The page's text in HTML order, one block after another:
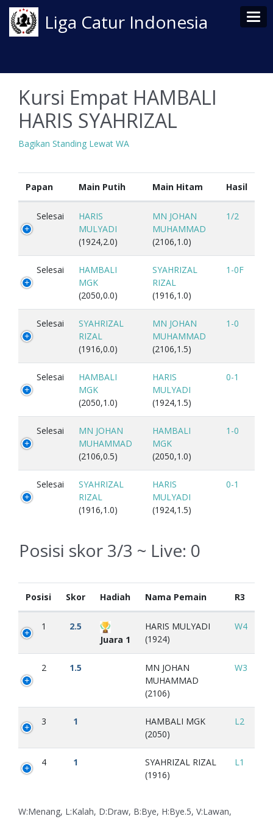
Liga Catur Indonesia
Kursi Empat HAMBALI
HARIS SYAHRIZAL
Bagikan Standing Lewat WA
Papan Main Putih Main Hitam Hasil
Selesai
HARIS
MULYADI
(1924,2.0)
MN JOHAN
MUHAMMAD
(2106,1.0)
1/2
Selesai
HAMBALI
MGK
(2050,0.0)
SYAHRIZAL
RIZAL
(1916,1.0)
1-0F
Selesai
SYAHRIZAL
RIZAL
(1916,0.0)
MN JOHAN
MUHAMMAD
(2106,1.5)
1-0
Selesai
HAMBALI
MGK
(2050,1.0)
HARIS
MULYADI
(1924,1.5)
0-1
Selesai
MN JOHAN
MUHAMMAD
(2106,0.5)
HAMBALI
MGK
(2050,1.0)
1-0
Selesai
SYAHRIZAL
RIZAL
(1916,1.0)
HARIS
MULYADI
(1924,1.5)
0-1
Posisi skor 3/3 ~ Live: 0
Posisi Skor Hadiah Nama Pemain R3
1
2.5
Juara 1
HARIS MULYADI
(1924)
W4
2 1.5
MN JOHAN
MUHAMMAD
(2106)
W3
3 1
HAMBALI MGK
(2050)
L2
4 1
SYAHRIZAL RIZAL
(1916)
L1
W:Menang, L:Kalah, D:Draw, B:Bye, H:Bye.5, V:Lawan,